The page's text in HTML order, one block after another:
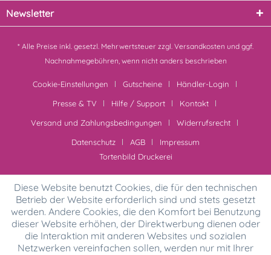
Newsletter
* Alle Preise inkl. gesetzl. Mehrwertsteuer zzgl. Versandkosten und ggf.
Nachnahmegebühren, wenn nicht anders beschrieben
Cookie-Einstellungen Gutscheine
Händler-Login
Presse & TV
Hilfe / Support
Kontakt
Versand und Zahlungsbedingungen
Widerrufsrecht
Datenschutz
AGB
Impressum
Tortenbild Druckerei
Diese Website benutzt Cookies, die für den technischen
Betrieb der Website erforderlich sind und stets gesetzt
werden. Andere Cookies, die den Komfort bei Benutzung
dieser Website erhöhen, der Direktwerbung dienen oder
die Interaktion mit anderen Websites und sozialen
Netzwerken vereinfachen sollen, werden nur mit Ihrer